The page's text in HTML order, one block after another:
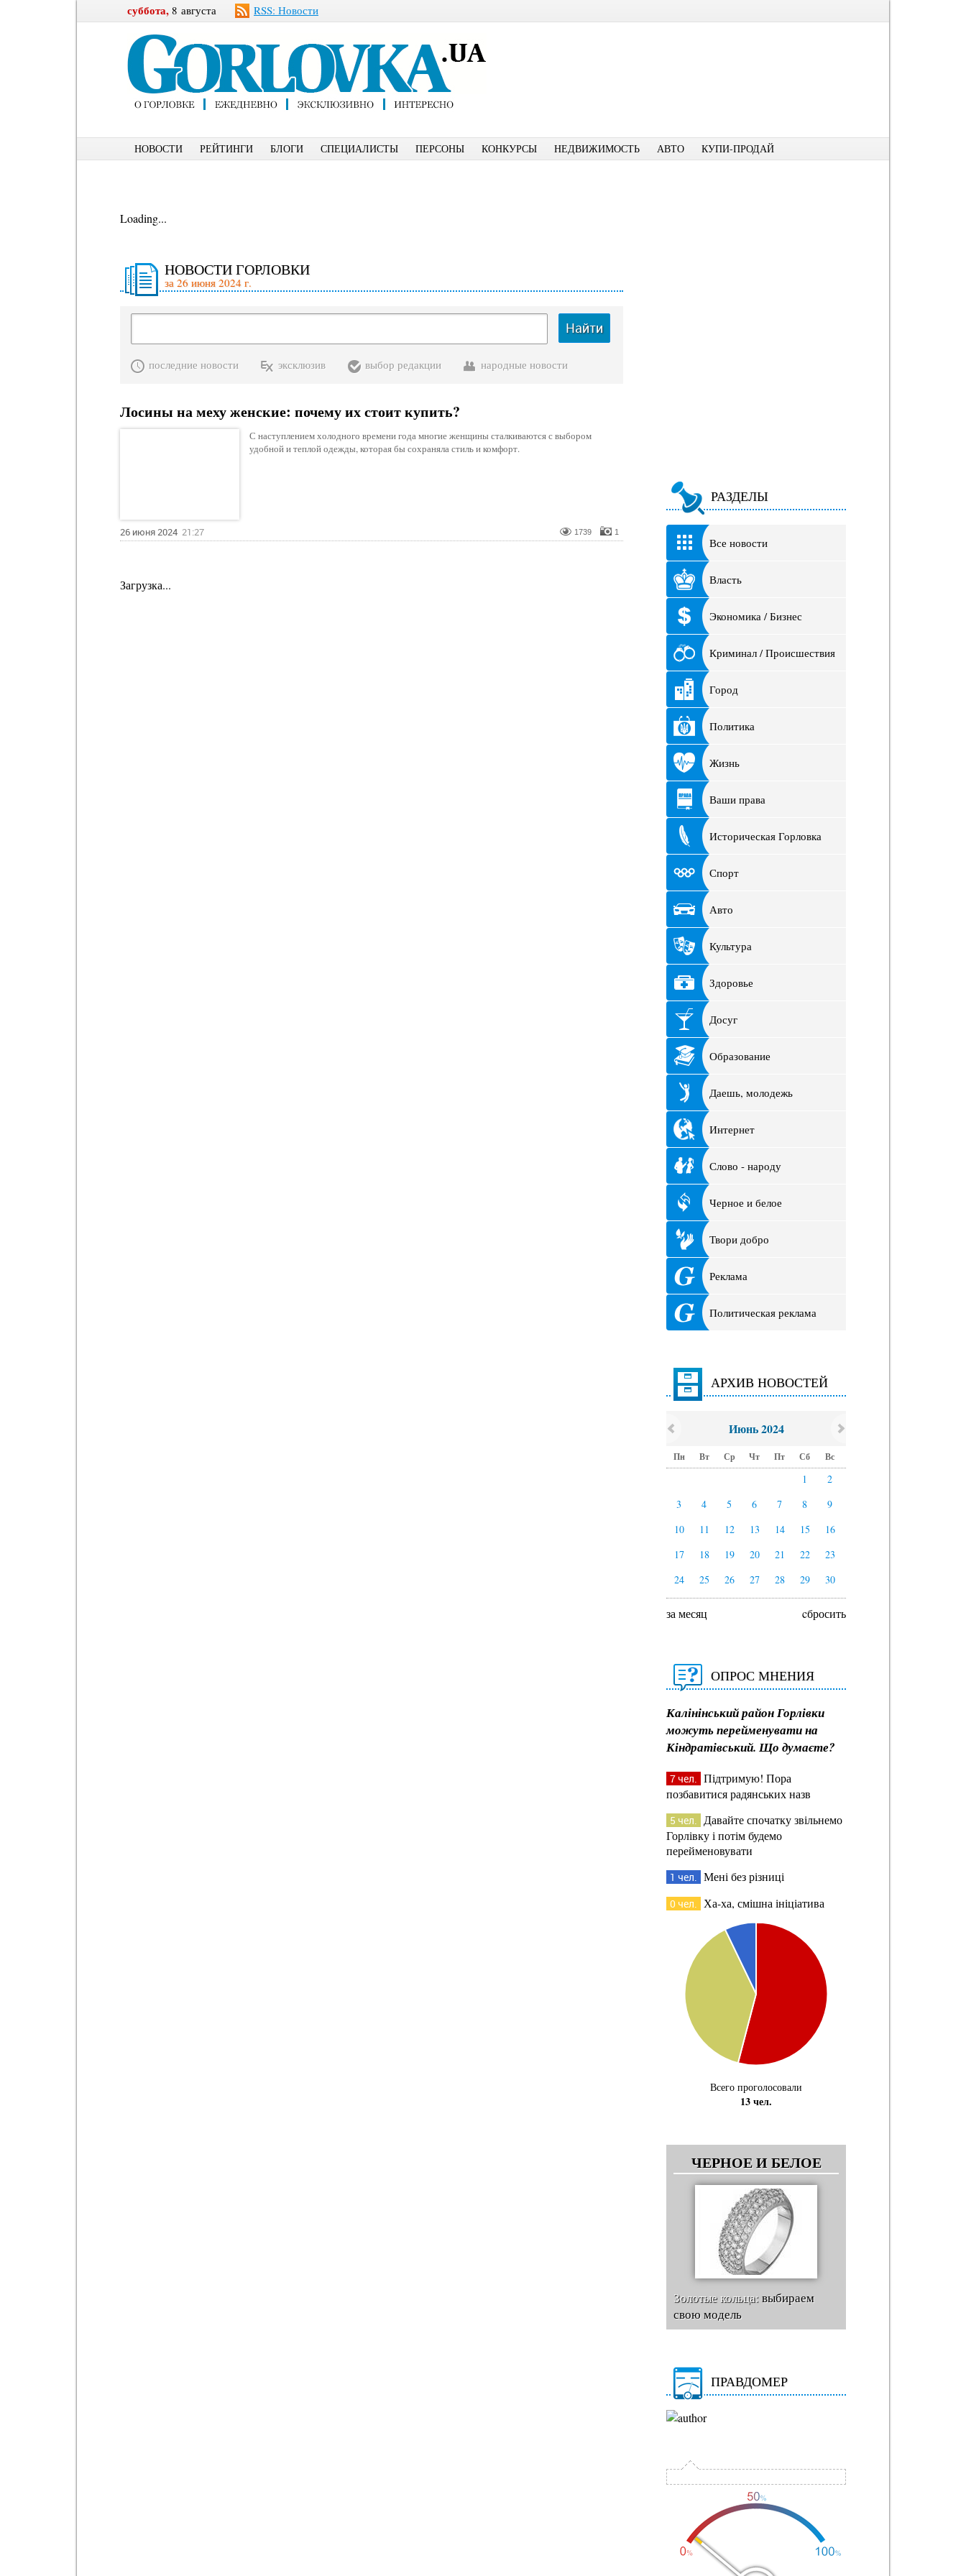
суббота, 8 августа RSS: Новости
НОВОСТИ РЕЙТИНГИ БЛОГИ СПЕЦИАЛИСТЫ ПЕРСОНЫ КОНКУРСЫ НЕДВИЖИМОСТЬ АВТО КУПИ-ПРОДАЙ
Loading...
НОВОСТИ ГОРЛОВКИ
за 26 июня 2024 г.
Найти
последние новости эксклюзив выбор редакции народные новости
Лосины на меху женские: почему их стоит купить?
С наступлением холодного времени года многие женщины сталкиваются с выбором
удобной и теплой одежды, которая бы сохраняла стиль и комфорт.
26 июня 2024 21:27 1739 1
Загрузка...
РАЗДЕЛЫ
Все новости
Власть
Экономика / Бизнес
Криминал / Происшествия
Город
Политика
Жизнь
Ваши права
Историческая Горловка
Спорт
Авто
Культура
Здоровье
Досуг
Образование
Даешь, молодежь
Интернет
Слово - народу
Черное и белое
Твори добро
Реклама
Политическая реклама
АРХИВ НОВОСТЕЙ
Июнь 2024
Пн Вт Ср Чт Пт Сб Вс
1
2
3
4 5 6 7 8
9
10
11 12 13 14 15
16
17
18 19 20 21 22
23
24
25 26 27 28 29 30
за месяц cбросить
ОПРОС МНЕНИЯ
Калінінський район Горлівки
можуть перейменувати на
Кіндратівський. Що думаєте?
7 чел. Підтримую! Пора
позбавитися радянських назв
5 чел. Давайте спочатку звільнемо
Горлівку і потім будемо
перейменовувати
1 чел. Мені без різниці
0 чел. Ха-ха, смішна ініціатива
Всего проголосовали
13 чел.
ЧЕРНОЕ И БЕЛОЕ
Золотые кольца:выбираем
свою модель
ПРАВДОМЕР